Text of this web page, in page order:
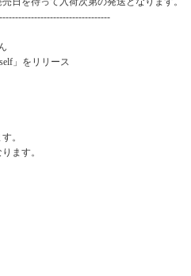
」をリリース
。
ます。